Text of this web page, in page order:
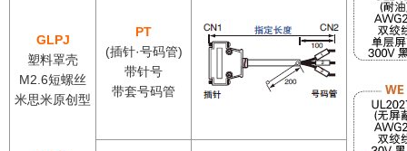
GLPJ
塑料罩壳
M2.6短螺丝
米思米原创型
PT
(插针·号码管)
带针号
带套号码管